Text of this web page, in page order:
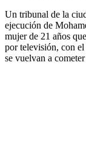
Un tribunal de la
ejecución de
mujer de 21 años
por televisión, con
se vuelvan a